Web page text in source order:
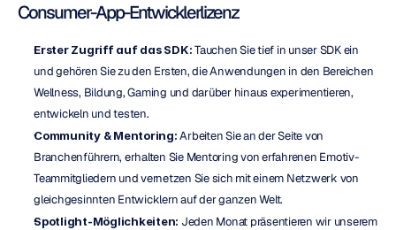
Consumer-App-Entwicklerlizenz
Erster Zugriff auf das SDK: Tauchen Sie tief in unser SDK ein
und gehören Sie zu den Ersten, die Anwendungen in den Bereichen
Wellness, Bildung, Gaming und darüber hinaus experimentieren,
entwickeln und testen.
Community & Mentoring: Arbeiten Sie an der Seite von
Branchenführern, erhalten Sie Mentoring von erfahrenen Emotiv-
Teammitgliedern und vernetzen Sie sich mit einem Netzwerk von
gleichgesinnten Entwicklern auf der ganzen Welt.
Spotlight-Möglichkeiten: Jeden Monat präsentieren wir unserem